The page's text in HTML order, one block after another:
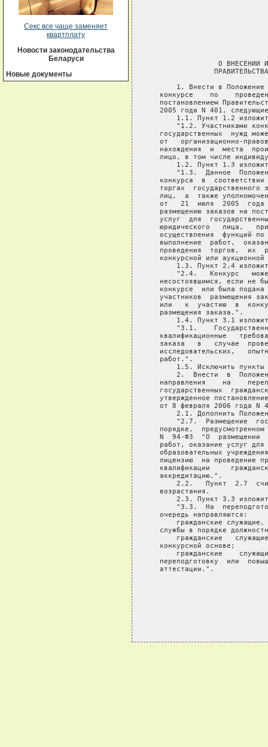
Секс все чаще заменяет
квартплату
Новости законодательства
Беларуси
Новые документы
О ВНЕСЕНИИ
1. Внести в
конкурсе    по
постановлением
2005 года N 401,
1.1. Пункт 1.2
"1.2. Участниками
государственных  нужд
от   организационно-
нахождения  и  места
лицо, в том числе
1.2. Пункт 1.3
"1.3.  Данное
конкурса  в
торгах  государственного
лиц,  а  также
от   21  июля  2005
размещению заказов на
услуг  для
юридического   лица,
осуществления  функций
выполнение  работ,
проведения  торгов,  их
конкурсной или
1.3. Пункт 2.4
"2.4.   Конкурс
несостоявшимся, если не
конкурсе  или была
участников  размещения
или   к  участию  в
   размещения заказа.".
1.4. Пункт 3.1
"3.1.
квалификационные
заказа   в   случае
исследовательских,
   работ.".
1.5. Исключить
2.  Внести  в
направления    на
государственных
утвержденное
от 8 февраля 2006 года N
2.1. Дополнить
"2.7.  Размещение
порядке,
N  94-ФЗ  "О  размещении
работ, оказание услуг
образовательных
лицензию  на проведение
квалификации
   аккредитацию.".
2.2.   Пункт  2.7
   возрастания.
2.3. Пункт 3.3
"3.3.  На
   очередь направляются:
гражданские
службы в порядке
гражданские
   конкурсной основе;
гражданские
переподготовку  или
   аттестации.".